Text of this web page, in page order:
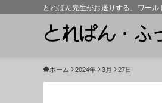
とれぱん先生がお送りする、ワー
ホーム 2024年 3月 27日